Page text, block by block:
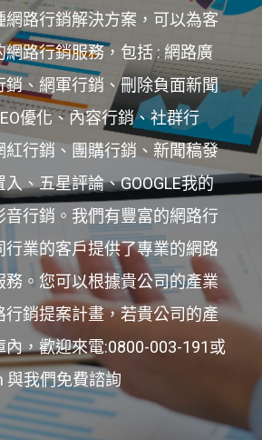
網路行銷解決方案，可以為客
路行銷服務，包括 : 網路廣
銷、網軍行銷、刪除負面新聞
優化、內容行銷、社群行
紅行銷、團購行銷、新聞稿發
、五星評論、GOOGLE我的
音行銷。我們有豐富的網路行
行業的客戶提供了專業的網路
務。您可以根據貴公司的產業
行銷提案計畫，若貴公司的產
內，歡迎來電:0800-003-191或
與我們免費諮詢